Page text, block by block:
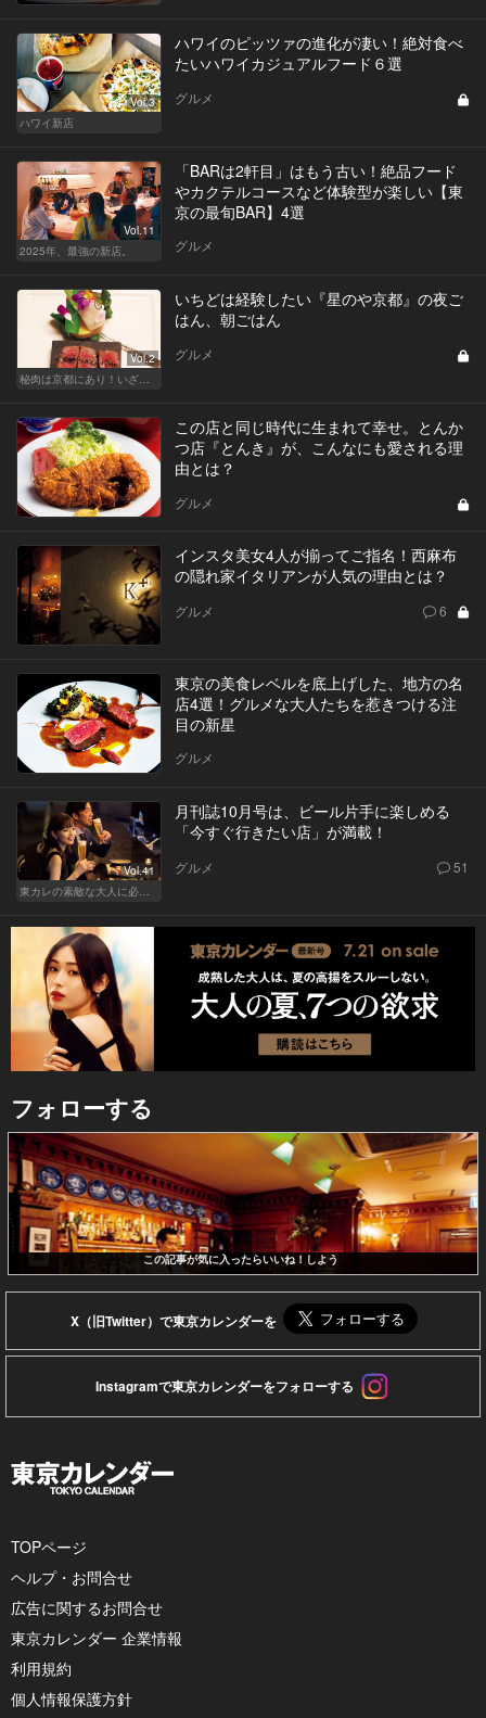
Vol.3
ハワイ新店
ハワイのピッツァの進化が凄い！絶対食べ
たいハワイカジュアルフード６選
グルメ
Vol.11
2025年、最強の新店。
「BARは2軒目」はもう古い！絶品フード
やカクテルコースなど体験型が楽しい【東
京の最旬BAR】4選
グルメ
Vol.2
いちどは経験したい『星のや京都』の夜ご
はん、朝ごはん
グルメ
この店と同じ時代に生まれて幸せ。とんか
つ店『とんき』が、こんなにも愛される理
由とは？
グルメ
インスタ美女4人が揃ってご指名！西麻布
の隠れ家イタリアンが人気の理由とは？
グルメ 6
東京の美食レベルを底上げした、地方の名
店4選！グルメな大人たちを惹きつける注
目の新星
グルメ
Vol.41
月刊誌10月号は、ビール片手に楽しめる
「今すぐ行きたい店」が満載！
グルメ 51
フォローする
この記事が気に入ったらいいね！しよう
X（旧Twitter）で東京カレンダーを
Instagramで東京カレンダーをフォローする
TOPページ
ヘルプ・お問合せ
広告に関するお問合せ
東京カレンダー 企業情報
利用規約
個人情報保護方針